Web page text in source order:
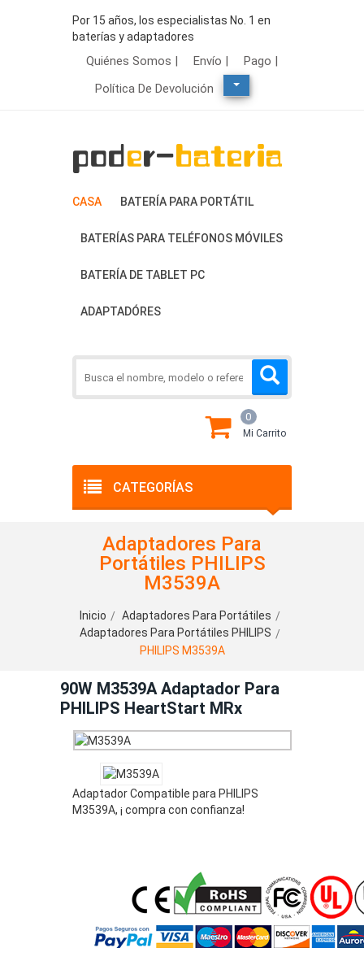
Por 15 años, los especialistas No. 1 en
baterías y adaptadores
Quiénes Somos | Envío |
Pago |
Política De Devolución
CASA BATERÍA PARA PORTÁTIL
BATERÍAS PARA TELÉFONOS MÓVILES
BATERÍA DE TABLET PC
ADAPTADÓRES
CATEGORÍAS
0
Mi Carrito
Adaptadores Para
Portátiles PHILIPS
M3539A
Inicio
Adaptadores Para Portátiles
Adaptadores Para Portátiles PHILIPS
PHILIPS M3539A
90W M3539A Adaptador Para
PHILIPS HeartStart MRx
Adaptador Compatible para PHILIPS
M3539A, ¡ compra con confianza!